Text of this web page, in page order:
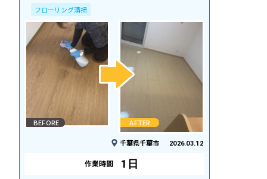
フローリング清掃
BEFORE AFTER
千葉県千葉市 2026.03.12
作業時間 1日